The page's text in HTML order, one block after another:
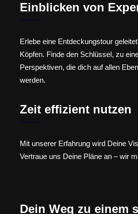
Einblicken von
Erlebe eine Entdeckungstour
Köpfen. Finde den Schlüssel, zu
Perspektiven, die dich auf allen
werden.
Zeit effizient nutzen
Mit unserer Erfahrung wird Deine
Vertraue uns Deine Pläne an – wir
Dein Weg zu einem